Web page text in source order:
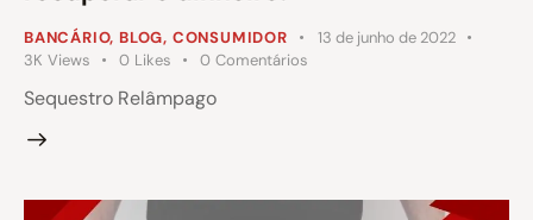
BANCÁRIO, BLOG, CONSUMIDOR
13 de junho de 2022
3K Views 0 Likes 0 Comentários
Sequestro Relâmpago